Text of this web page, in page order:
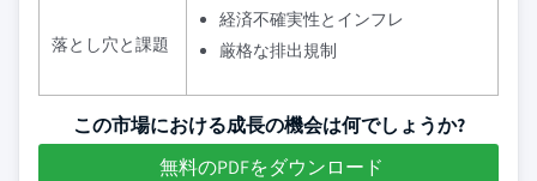
落とし穴と課題
経済不確実性とインフレ
厳格な排出規制
この市場における成長の機会は何でしょうか?
無料のPDFをダウンロード